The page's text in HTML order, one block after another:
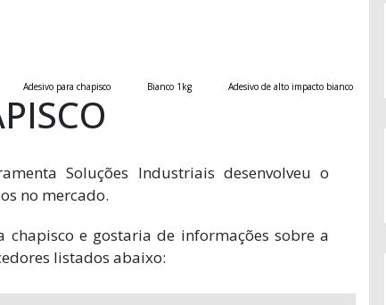
Adesivo para chapisco Bianco 1kg Adesivo de alto impacto bianco
Soluções Industriais desenvolveu o
no mercado.
chapisco e gostaria de informações sobre a
listados abaixo: